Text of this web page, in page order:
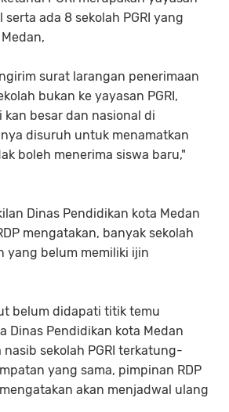
ada 8 sekolah PGRI yang
surat larangan penerimaan
bukan ke yayasan PGRI,
kan besar dan nasional di
disuruh untuk menamatkan
boleh menerima siswa baru,"
Dinas Pendidikan kota Medan
mengatakan, banyak sekolah
yang belum memiliki ijin
belum didapati titik temu
Dinas Pendidikan kota Medan
sekolah PGRI terkatung-
yang sama, pimpinan RDP
akan menjadwal ulang